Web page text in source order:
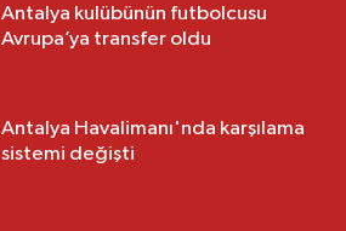
Antalya kulübünün futbolcusu
Avrupa’ya transfer oldu
Antalya Havalimanı'nda karşılama
sistemi değişti